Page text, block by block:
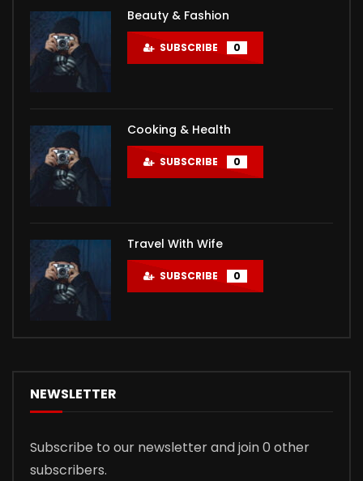
Beauty & Fashion
SUBSCRIBE 0
Cooking & Health
SUBSCRIBE 0
Travel With Wife
SUBSCRIBE 0
NEWSLETTER
Subscribe to our newsletter and join 0 other
subscribers.